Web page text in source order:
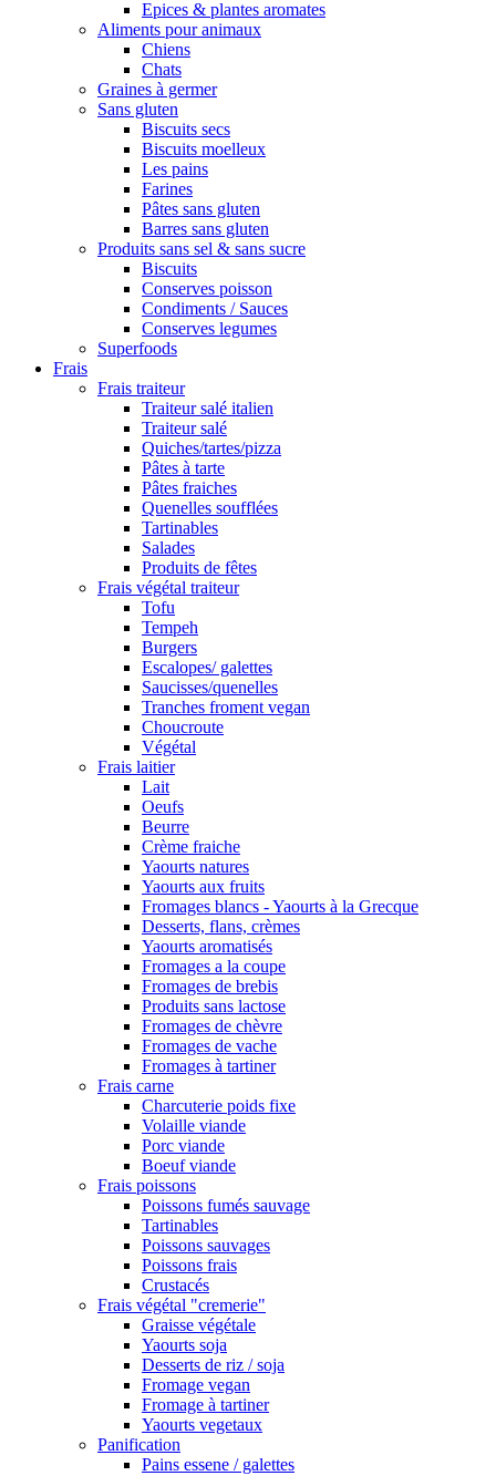
Epices & plantes aromates
Aliments pour animaux
Chiens
Chats
Graines à germer
Sans gluten
Biscuits secs
Biscuits moelleux
Les pains
Farines
Pâtes sans gluten
Barres sans gluten
Produits sans sel & sans sucre
Biscuits
Conserves poisson
Condiments / Sauces
Conserves legumes
Superfoods
Frais
Frais traiteur
Traiteur salé italien
Traiteur salé
Quiches/tartes/pizza
Pâtes à tarte
Pâtes fraiches
Quenelles soufflées
Tartinables
Salades
Produits de fêtes
Frais végétal traiteur
Tofu
Tempeh
Burgers
Escalopes/ galettes
Saucisses/quenelles
Tranches froment vegan
Choucroute
Végétal
Frais laitier
Lait
Oeufs
Beurre
Crème fraiche
Yaourts natures
Yaourts aux fruits
Fromages blancs - Yaourts à la Grecque
Desserts, flans, crèmes
Yaourts aromatisés
Fromages a la coupe
Fromages de brebis
Produits sans lactose
Fromages de chèvre
Fromages de vache
Fromages à tartiner
Frais carne
Charcuterie poids fixe
Volaille viande
Porc viande
Boeuf viande
Frais poissons
Poissons fumés sauvage
Tartinables
Poissons sauvages
Poissons frais
Crustacés
Frais végétal "cremerie"
Graisse végétale
Yaourts soja
Desserts de riz / soja
Fromage vegan
Fromage à tartiner
Yaourts vegetaux
Panification
Pains essene / galettes